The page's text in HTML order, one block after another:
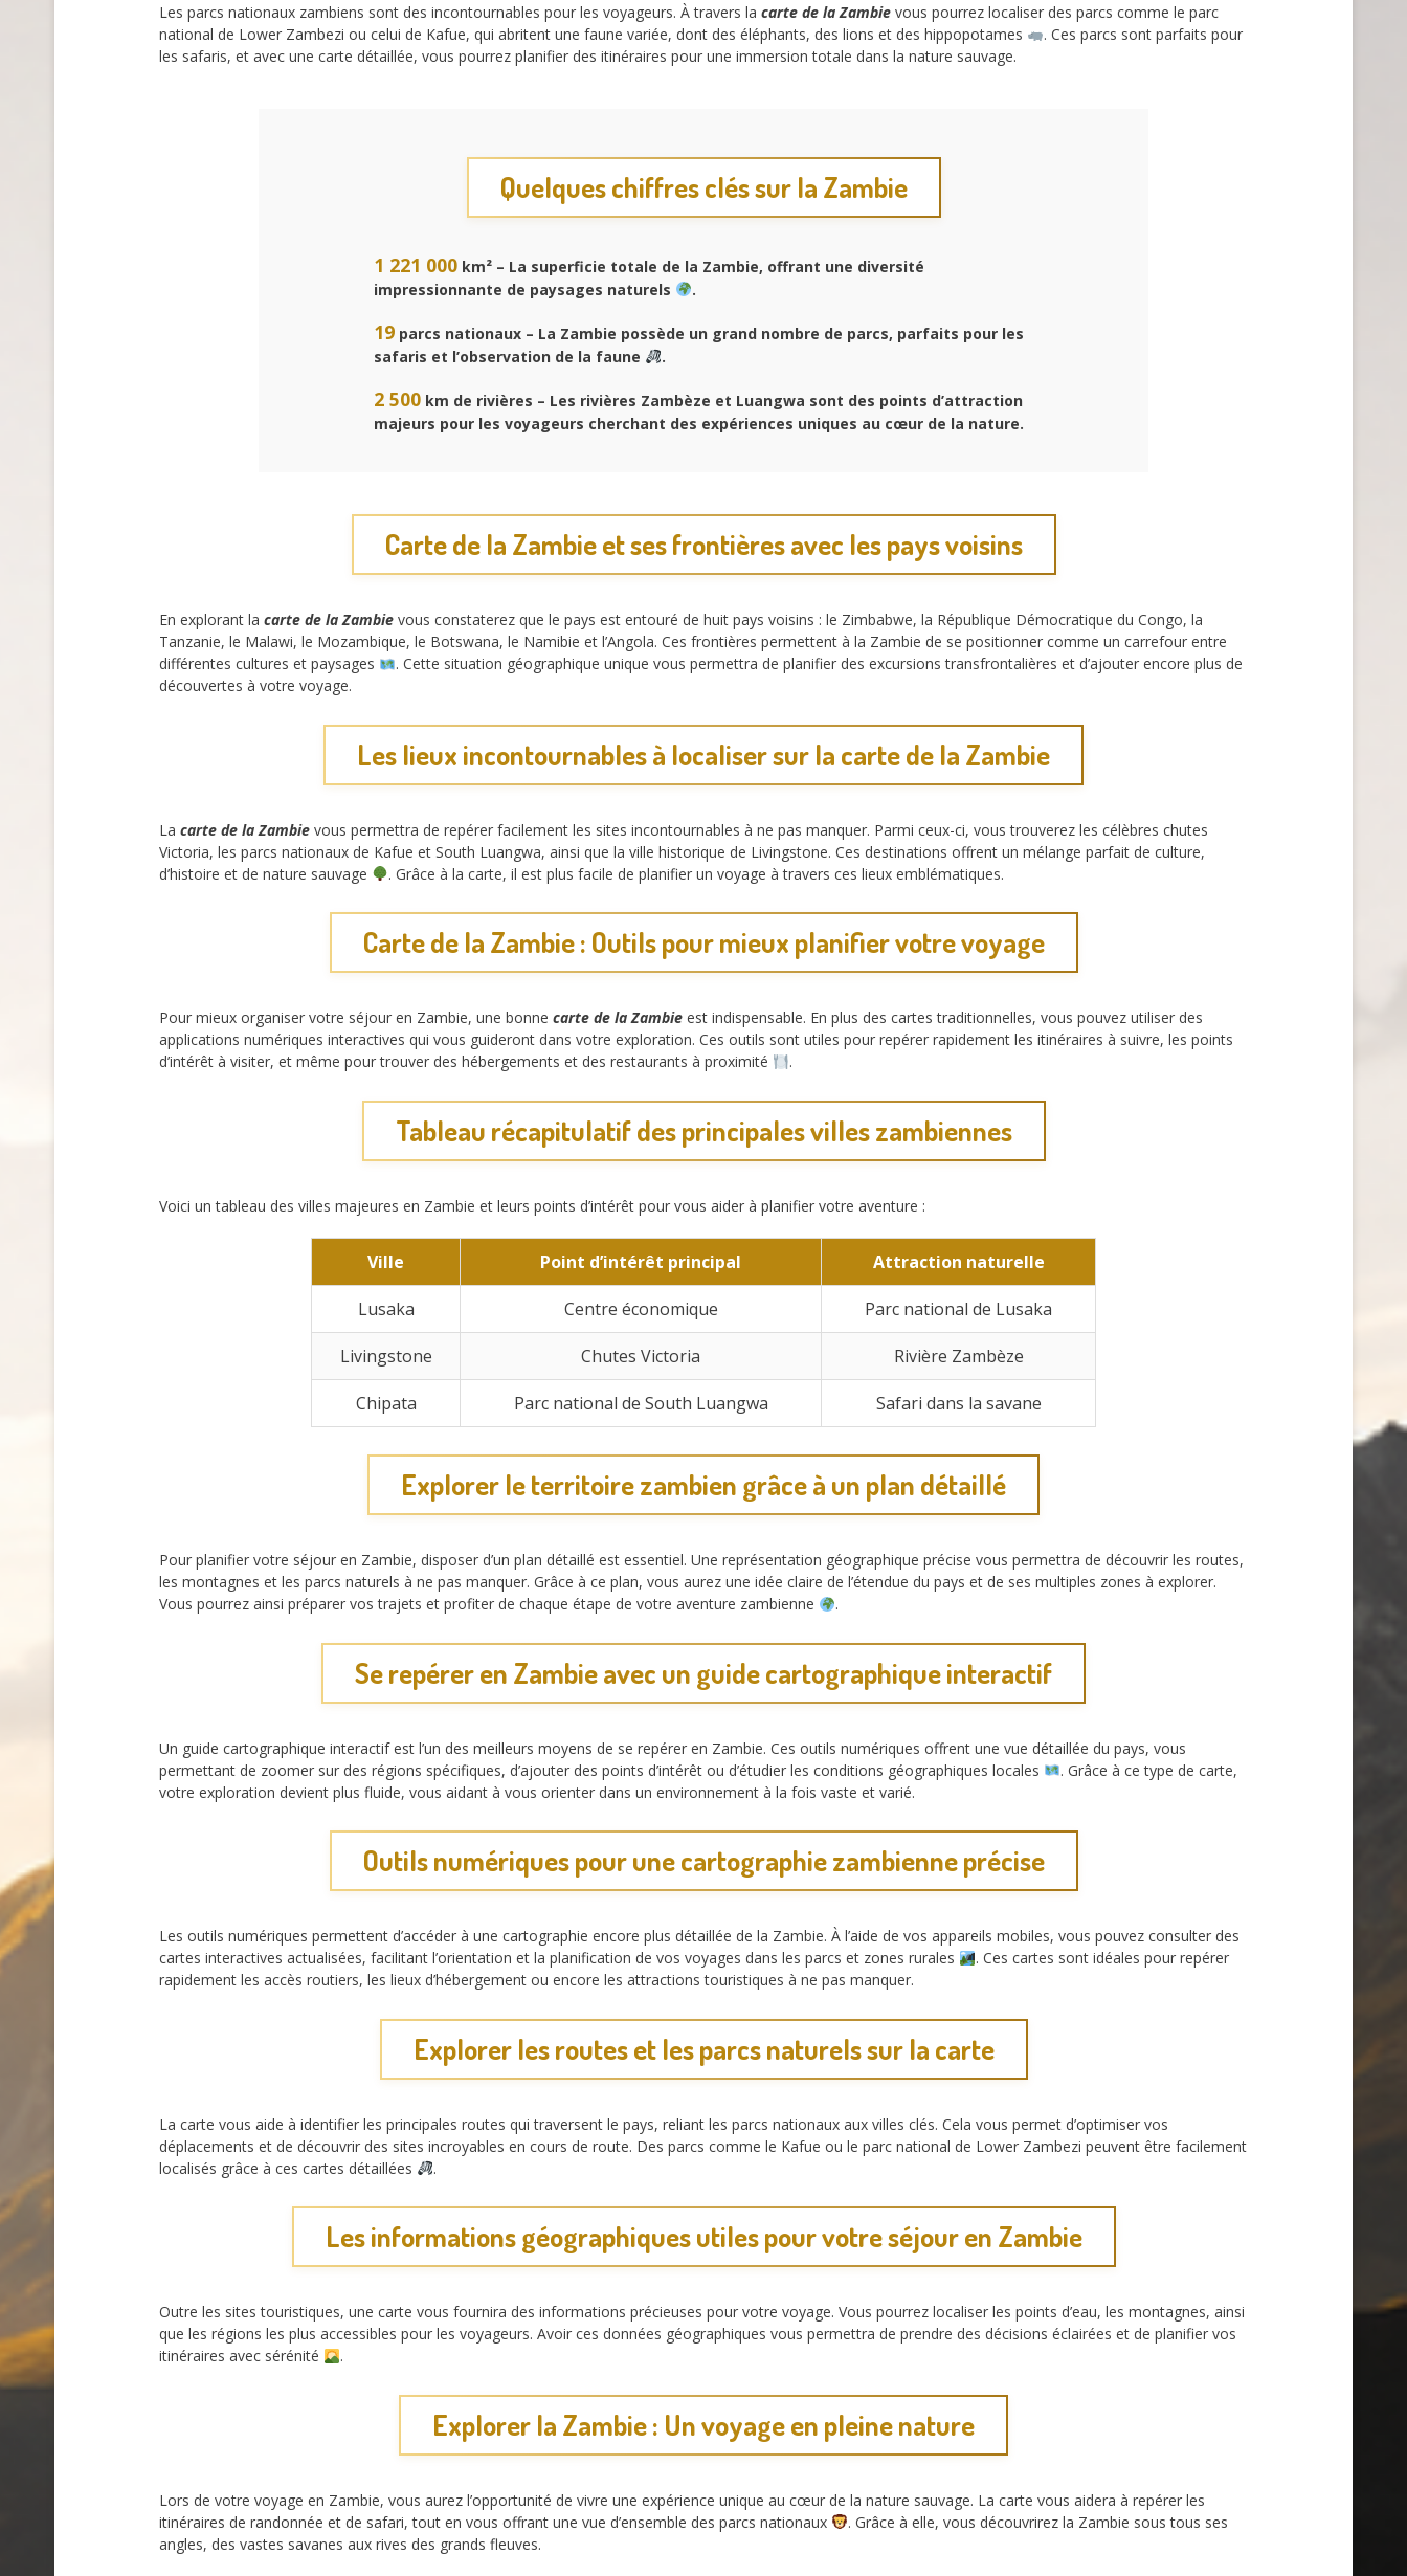
Les parcs nationaux zambiens sont des incontournables pour les voyageurs. À travers la carte de la Zambie vous pourrez localiser des parcs comme le parc
national de Lower Zambezi ou celui de Kafue, qui abritent une faune variée, dont des éléphants, des lions et des hippopotames
. Ces parcs sont parfaits pour
les safaris, et avec une carte détaillée, vous pourrez planifier des itinéraires pour une immersion totale dans la nature sauvage.
Quelques chiffres clés sur la Zambie
1 221 000 km² – La superficie totale de la Zambie, offrant une diversité
impressionnante de paysages naturels
.
19 parcs nationaux – La Zambie possède un grand nombre de parcs, parfaits pour les
safaris et l’observation de la faune
.
2 500 km de rivières – Les rivières Zambèze et Luangwa sont des points d’attraction
majeurs pour les voyageurs cherchant des expériences uniques au cœur de la nature.
Carte de la Zambie et ses frontières avec les pays voisins
En explorant la carte de la Zambie vous constaterez que le pays est entouré de huit pays voisins : le Zimbabwe, la République Démocratique du Congo, la
Tanzanie, le Malawi, le Mozambique, le Botswana, le Namibie et l’Angola. Ces frontières permettent à la Zambie de se positionner comme un carrefour entre
différentes cultures et paysages
. Cette situation géographique unique vous permettra de planifier des excursions transfrontalières et d’ajouter encore plus de
découvertes à votre voyage.
Les lieux incontournables à localiser sur la carte de la Zambie
La carte de la Zambie vous permettra de repérer facilement les sites incontournables à ne pas manquer. Parmi ceux-ci, vous trouverez les célèbres chutes
Victoria, les parcs nationaux de Kafue et South Luangwa, ainsi que la ville historique de Livingstone. Ces destinations offrent un mélange parfait de culture,
d’histoire et de nature sauvage
. Grâce à la carte, il est plus facile de planifier un voyage à travers ces lieux emblématiques.
Carte de la Zambie : Outils pour mieux planifier votre voyage
Pour mieux organiser votre séjour en Zambie, une bonne carte de la Zambie est indispensable. En plus des cartes traditionnelles, vous pouvez utiliser des
applications numériques interactives qui vous guideront dans votre exploration. Ces outils sont utiles pour repérer rapidement les itinéraires à suivre, les points
d’intérêt à visiter, et même pour trouver des hébergements et des restaurants à proximité
.
Tableau récapitulatif des principales villes zambiennes
Voici un tableau des villes majeures en Zambie et leurs points d’intérêt pour vous aider à planifier votre aventure :
Ville Point d’intérêt principal Attraction naturelle
Lusaka Centre économique Parc national de Lusaka
Livingstone Chutes Victoria Rivière Zambèze
Chipata Parc national de South Luangwa Safari dans la savane
Explorer le territoire zambien grâce à un plan détaillé
Pour planifier votre séjour en Zambie, disposer d’un plan détaillé est essentiel. Une représentation géographique précise vous permettra de découvrir les routes,
les montagnes et les parcs naturels à ne pas manquer. Grâce à ce plan, vous aurez une idée claire de l’étendue du pays et de ses multiples zones à explorer.
Vous pourrez ainsi préparer vos trajets et profiter de chaque étape de votre aventure zambienne
.
Se repérer en Zambie avec un guide cartographique interactif
Un guide cartographique interactif est l’un des meilleurs moyens de se repérer en Zambie. Ces outils numériques offrent une vue détaillée du pays, vous
permettant de zoomer sur des régions spécifiques, d’ajouter des points d’intérêt ou d’étudier les conditions géographiques locales
. Grâce à ce type de carte,
votre exploration devient plus fluide, vous aidant à vous orienter dans un environnement à la fois vaste et varié.
Outils numériques pour une cartographie zambienne précise
Les outils numériques permettent d’accéder à une cartographie encore plus détaillée de la Zambie. À l’aide de vos appareils mobiles, vous pouvez consulter des
cartes interactives actualisées, facilitant l’orientation et la planification de vos voyages dans les parcs et zones rurales
. Ces cartes sont idéales pour repérer
rapidement les accès routiers, les lieux d’hébergement ou encore les attractions touristiques à ne pas manquer.
Explorer les routes et les parcs naturels sur la carte
La carte vous aide à identifier les principales routes qui traversent le pays, reliant les parcs nationaux aux villes clés. Cela vous permet d’optimiser vos
déplacements et de découvrir des sites incroyables en cours de route. Des parcs comme le Kafue ou le parc national de Lower Zambezi peuvent être facilement
localisés grâce à ces cartes détaillées
.
Les informations géographiques utiles pour votre séjour en Zambie
Outre les sites touristiques, une carte vous fournira des informations précieuses pour votre voyage. Vous pourrez localiser les points d’eau, les montagnes, ainsi
que les régions les plus accessibles pour les voyageurs. Avoir ces données géographiques vous permettra de prendre des décisions éclairées et de planifier vos
itinéraires avec sérénité
.
Explorer la Zambie : Un voyage en pleine nature
Lors de votre voyage en Zambie, vous aurez l’opportunité de vivre une expérience unique au cœur de la nature sauvage. La carte vous aidera à repérer les
itinéraires de randonnée et de safari, tout en vous offrant une vue d’ensemble des parcs nationaux
. Grâce à elle, vous découvrirez la Zambie sous tous ses
angles, des vastes savanes aux rives des grands fleuves.